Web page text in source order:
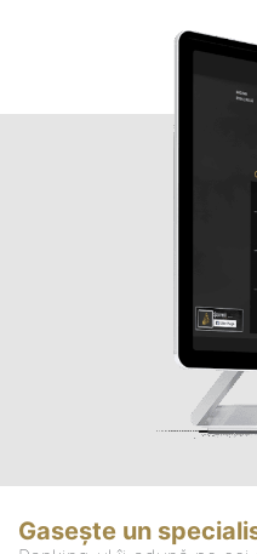
Gasește un